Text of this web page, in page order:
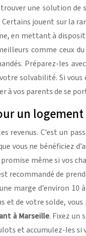
une solution
jouent sur la
en mettant à
comme ceux
Préparez-les
solvabilité. Si
à vos parents de se
un
revenus. C’est un
vous ne bénéficiez
même si vos
recommandé de
marge d’environ 10
et de votre solde,
à Marseille. Fixez un
et accumulez-les